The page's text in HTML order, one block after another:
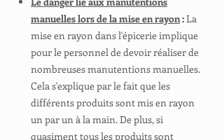
manuelles lors de la mise en rayon:La
mise en rayon dans l'épicerie implique
pour le personnel de devoir réaliser de
nombreuses manutentions manuelles.
Cela s'explique par le fait que les
différents produits sont mis en rayon
un par un à la main. De plus, si
quasiment tous les produits sont